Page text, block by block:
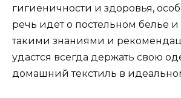
гигиеничности и здоровья,
речь идет о постельном белье и
такими знаниями и
удастся всегда держать свою
домашний текстиль в